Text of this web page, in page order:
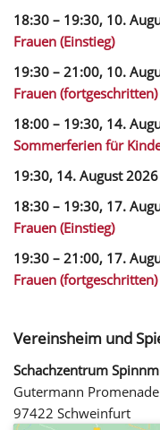
18:30 – 19:30, 10.
Frauen (Einstieg)
19:30 – 21:00, 10.
Frauen (fortgeschritten)
18:00 – 19:30, 14.
Sommerferien für
19:30, 14. August 2026
18:30 – 19:30, 17.
Frauen (Einstieg)
19:30 – 21:00, 17.
Frauen (fortgeschritten)
Vereinsheim und
Schachzentrum
Gutermann Promenade
97422 Schweinfurt